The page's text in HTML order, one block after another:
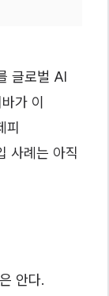
글로벌 AI
가 이
피
사례는 아직
안다.